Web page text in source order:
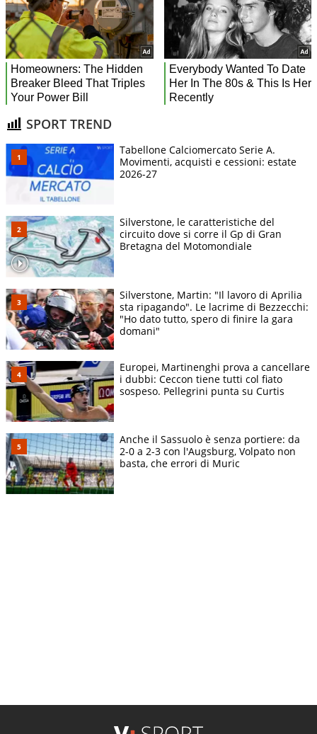
SPORT TREND
Tabellone Calciomercato Serie A.
Movimenti, acquisti e cessioni: estate
2026-27
Silverstone, le caratteristiche del
circuito dove si corre il Gp di Gran
Bretagna del Motomondiale
Silverstone, Martin: "Il lavoro di Aprilia
sta ripagando". Le lacrime di Bezzecchi:
"Ho dato tutto, spero di finire la gara
domani"
Europei, Martinenghi prova a cancellare
i dubbi: Ceccon tiene tutti col fiato
sospeso. Pellegrini punta su Curtis
Anche il Sassuolo è senza portiere: da
2-0 a 2-3 con l'Augsburg, Volpato non
basta, che errori di Muric